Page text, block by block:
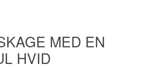
MED EN
HVID